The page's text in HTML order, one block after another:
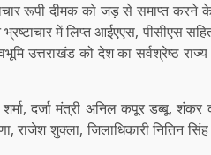
रूपी दीमक को जड़ से समाप्त करने
भ्रष्टाचार में लिप्त आईएएस, पीसीएस
उत्तराखंड को देश का सर्वश्रेष्ठ
दर्जा मंत्री अनिल कपूर डब्बू,
राजेश शुक्ला, जिलाधिकारी नितिन